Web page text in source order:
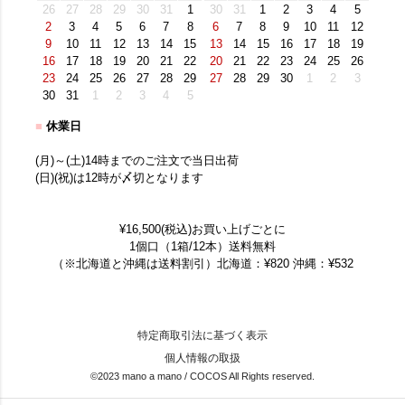
26 27 28 29 30 31
1
2
3 4 5 6 7
8
9
10 11 12 13 14
15
16
17 18 19 20 21
22
23
24 25 26 27 28
29
30
31 1 2 3 4 5
30 31 1 2 3 4
5
6
7 8 9 10 11
12
13
14 15 16 17 18
19
20
21 22 23 24 25
26
27
28 29 30 1 2 3
■ 休業日
(月)～(土)14時までのご注文で当日出荷
(日)(祝)は12時が〆切となります
¥16,500(税込)お買い上げごとに
1個口（1箱/12本）送料無料
（※北海道と沖縄は送料割引）北海道：¥820 沖縄：¥532
特定商取引法に基づく表示
個人情報の取扱
©2023 mano a mano / COCOS All Rights reserved.